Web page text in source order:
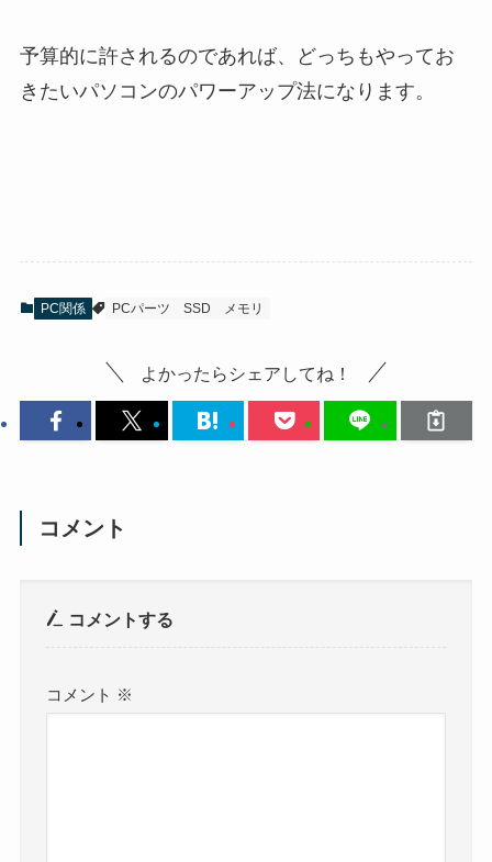
予算的に許されるのであれば、どっちもやってお
きたいパソコンのパワーアップ法になります。
PC関係 PCパーツ SSD メモリ
よかったらシェアしてね！
コメント
コメントする
コメント ※